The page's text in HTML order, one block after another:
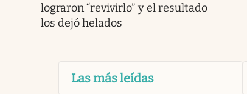
lograron “revivirlo” y el resultado
los dejó helados
Las más leídas